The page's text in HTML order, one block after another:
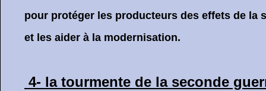
pour protéger les producteurs des effets de la
et les aider à la modernisation.
4- la tourmente de la seconde